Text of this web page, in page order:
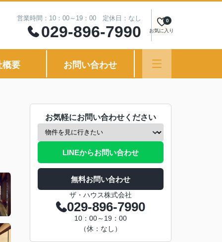
営業時間：10：00～19：00 定休日：なし
029-896-7990 お気に入り
0
概要 お問い合わせ
お気軽にお問い合わせください
LINEからお問い合わせ
無料お問い合わせ
ザ・ハウス株式会社
029-896-7990
10：00～19：00
（休：なし）